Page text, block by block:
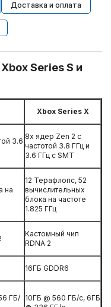
Доставка и оплата
Series S и
Xbox Series X
3.6
8x ядер Zen 2 с
частотой 3.8 ГГц и
3.6 ГГц с SMT
на
12 Терафлопс, 52
вычислительных
блока на частоте
1.825 ГГц
Кастомный чип
RDNA 2
16ГБ GDDR6
ГБ/ 10ГБ @ 560 ГБ/с, 6ГБ